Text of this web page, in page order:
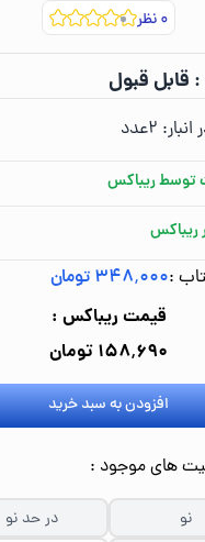
۰نظر
:‌ قابل قبول
۲عدد
توسط ریباکس
ریباکس
:۳۴۸٬۰۰۰ تومان
قیمت ریباکس :
۱۵۸٬۶۹۰ تومان
افزودن به سبد خرید
های موجود :
نو
در حد نو